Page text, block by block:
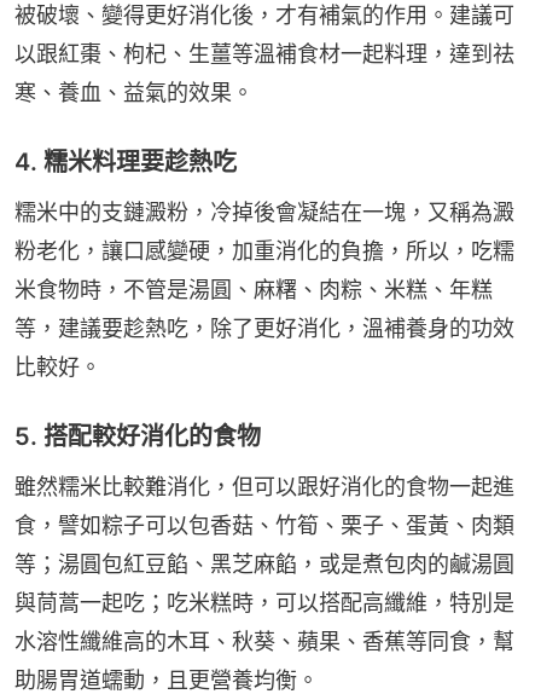
被破壞、變得更好消化後，才有補氣的作用。建議可
以跟紅棗、枸杞、生薑等溫補食材一起料理，達到祛
寒、養血、益氣的效果。
4. 糯米料理要趁熱吃
糯米中的支鏈澱粉，冷掉後會凝結在一塊，又稱為澱
粉老化，讓口感變硬，加重消化的負擔，所以，吃糯
米食物時，不管是湯圓、麻糬、肉粽、米糕、年糕
等，建議要趁熱吃，除了更好消化，溫補養身的功效
比較好。
5. 搭配較好消化的食物
雖然糯米比較難消化，但可以跟好消化的食物一起進
食，譬如粽子可以包香菇、竹筍、栗子、蛋黃、肉類
等；湯圓包紅豆餡、黑芝麻餡，或是煮包肉的鹹湯圓
與茼蒿一起吃；吃米糕時，可以搭配高纖維，特別是
水溶性纖維高的木耳、秋葵、蘋果、香蕉等同食，幫
助腸胃道蠕動，且更營養均衡。